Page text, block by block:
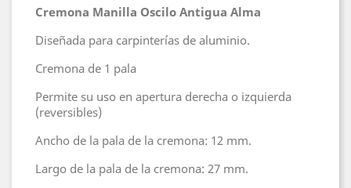
Cremona Manilla Oscilo Antigua Alma
Diseñada para carpinterías de aluminio.
Cremona de 1 pala
Permite su uso en apertura derecha o izquierda
(reversibles)
Ancho de la pala de la cremona: 12 mm.
Largo de la pala de la cremona: 27 mm.